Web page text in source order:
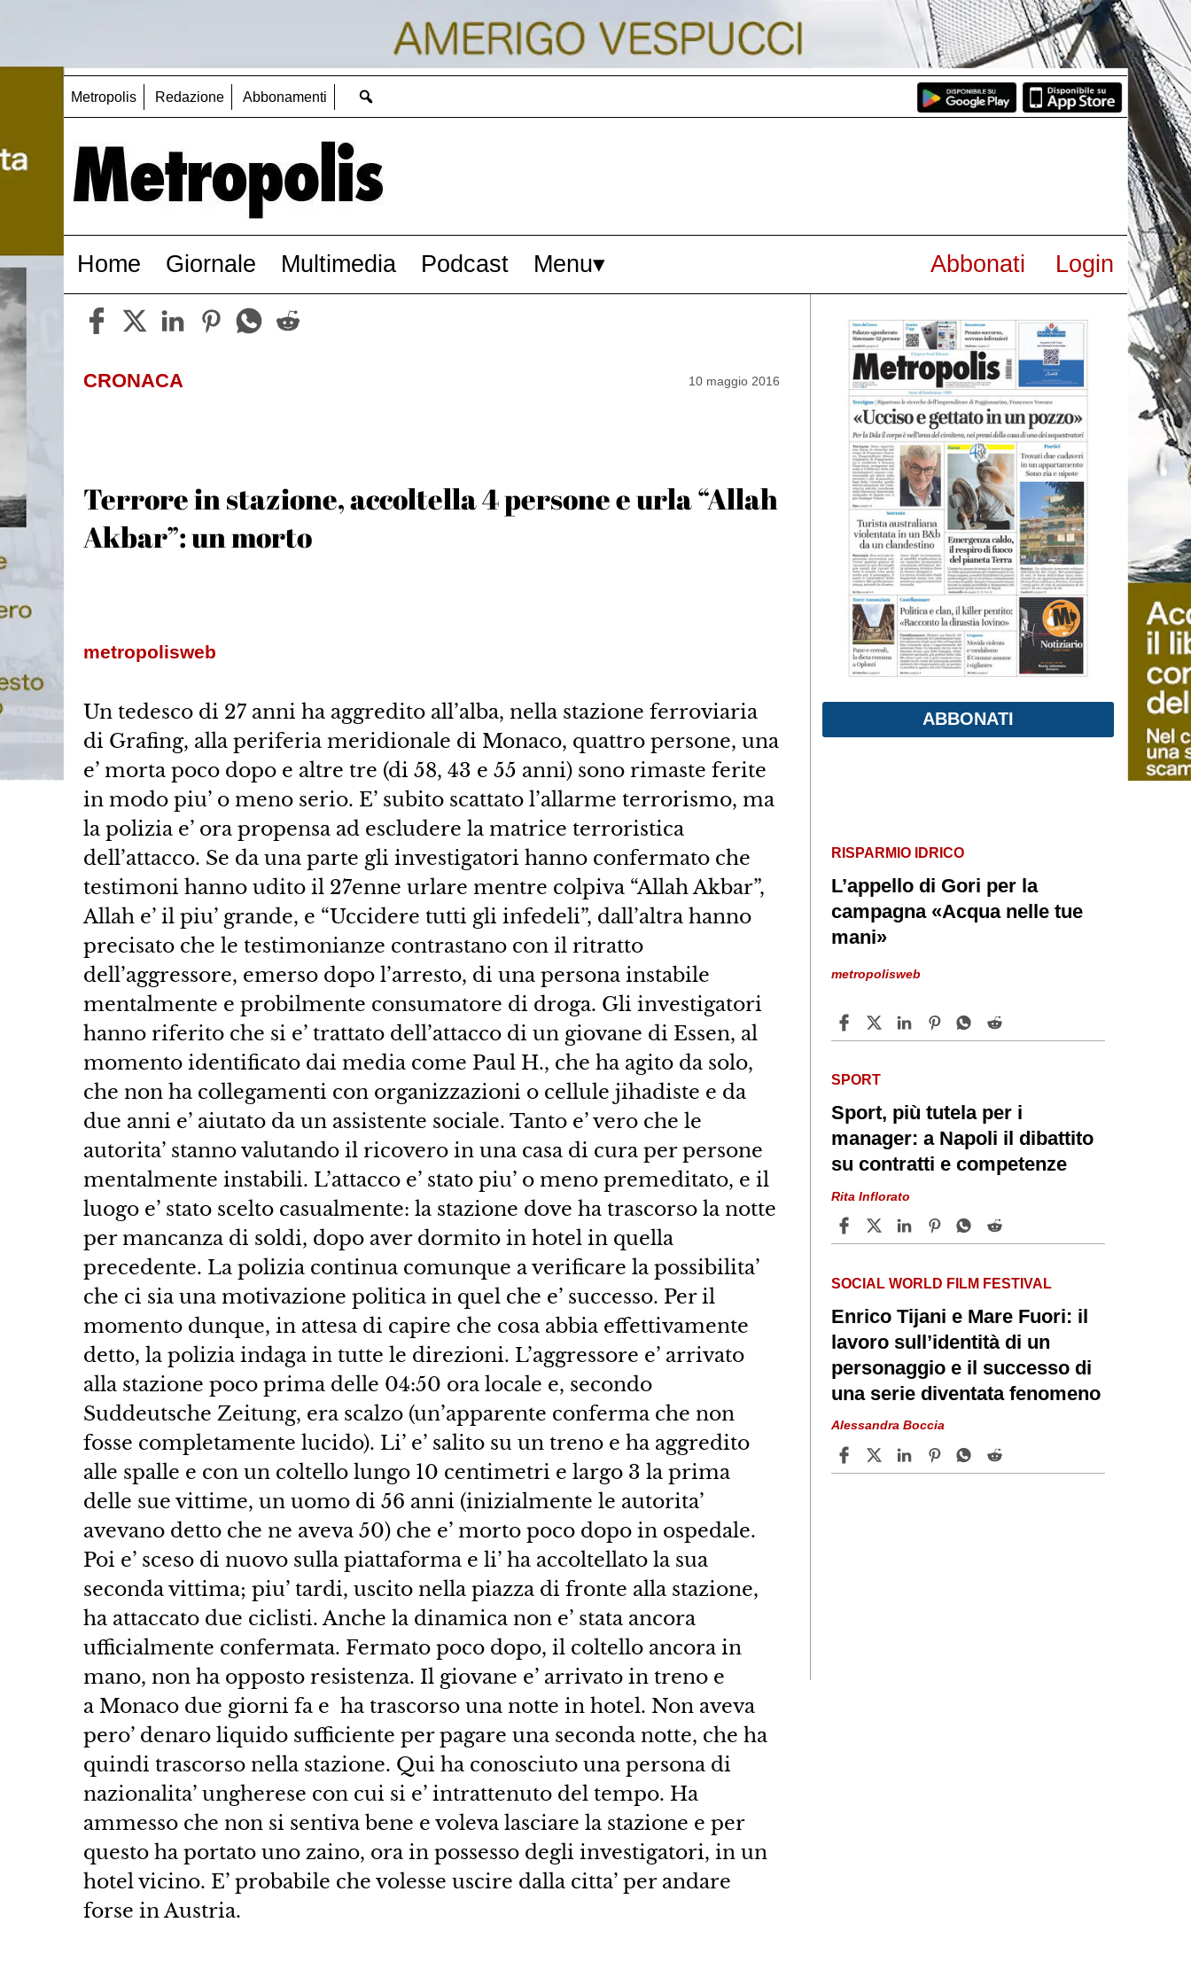
Metropolis Redazione Abbonamenti
Home Giornale Multimedia Podcast Menu Abbonati Login
CRONACA 10 maggio 2016
Terrore in stazione, accoltella 4 persone e urla “Allah
Akbar”: un morto
metropolisweb
Un tedesco di 27 anni ha aggredito all’alba, nella stazione ferroviaria
di Grafing, alla periferia meridionale di Monaco, quattro persone, una
e’ morta poco dopo e altre tre (di 58, 43 e 55 anni) sono rimaste ferite
in modo piu’ o meno serio. E’ subito scattato l’allarme terrorismo, ma
la polizia e’ ora propensa ad escludere la matrice terroristica
dell’attacco. Se da una parte gli investigatori hanno confermato che
testimoni hanno udito il 27enne urlare mentre colpiva “Allah Akbar”,
Allah e’ il piu’ grande, e “Uccidere tutti gli infedeli”, dall’altra hanno
precisato che le testimonianze contrastano con il ritratto
dell’aggressore, emerso dopo l’arresto, di una persona instabile
mentalmente e probilmente consumatore di droga. Gli investigatori
hanno riferito che si e’ trattato dell’attacco di un giovane di Essen, al
momento identificato dai media come Paul H., che ha agito da solo,
che non ha collegamenti con organizzazioni o cellule jihadiste e da
due anni e’ aiutato da un assistente sociale. Tanto e’ vero che le
autorita’ stanno valutando il ricovero in una casa di cura per persone
mentalmente instabili. L’attacco e’ stato piu’ o meno premeditato, e il
luogo e’ stato scelto casualmente: la stazione dove ha trascorso la notte
per mancanza di soldi, dopo aver dormito in hotel in quella
precedente. La polizia continua comunque a verificare la possibilita’
che ci sia una motivazione politica in quel che e’ successo. Per il
momento dunque, in attesa di capire che cosa abbia effettivamente
detto, la polizia indaga in tutte le direzioni. L’aggressore e’ arrivato
alla stazione poco prima delle 04:50 ora locale e, secondo
Suddeutsche Zeitung, era scalzo (un’apparente conferma che non
fosse completamente lucido). Li’ e’ salito su un treno e ha aggredito
alle spalle e con un coltello lungo 10 centimetri e largo 3 la prima
delle sue vittime, un uomo di 56 anni (inizialmente le autorita’
avevano detto che ne aveva 50) che e’ morto poco dopo in ospedale.
Poi e’ sceso di nuovo sulla piattaforma e li’ ha accoltellato la sua
seconda vittima; piu’ tardi, uscito nella piazza di fronte alla stazione,
ha attaccato due ciclisti. Anche la dinamica non e’ stata ancora
ufficialmente confermata. Fermato poco dopo, il coltello ancora in
mano, non ha opposto resistenza. Il giovane e’ arrivato in treno e
a Monaco due giorni fa e ha trascorso una notte in hotel. Non aveva
pero’ denaro liquido sufficiente per pagare una seconda notte, che ha
quindi trascorso nella stazione. Qui ha conosciuto una persona di
nazionalita’ ungherese con cui si e’ intrattenuto del tempo. Ha
ammesso che non si sentiva bene e voleva lasciare la stazione e per
questo ha portato uno zaino, ora in possesso degli investigatori, in un
hotel vicino. E’ probabile che volesse uscire dalla citta’ per andare
forse in Austria.
ABBONATI
RISPARMIO IDRICO
L’appello di Gori per la
campagna «Acqua nelle tue
mani»
metropolisweb
SPORT
Sport, più tutela per i
manager: a Napoli il dibattito
su contratti e competenze
Rita Inflorato
SOCIAL WORLD FILM FESTIVAL
Enrico Tijani e Mare Fuori: il
lavoro sull’identità di un
personaggio e il successo di
una serie diventata fenomeno
Alessandra Boccia